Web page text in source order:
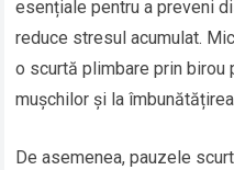
esențiale pentru a preveni
reduce stresul acumulat.
o scurtă plimbare prin birou
mușchilor și la
De asemenea, pauzele